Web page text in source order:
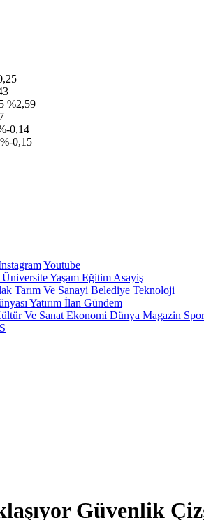
%2,59
0,14
%-0,15
Youtube
ÜniversiteYaşam Eğitim Asayiş
Tarım Ve Sanayi Belediye Teknoloji
Yatırım İlan Gündem
Ve Sanat Ekonomi Dünya Magazin Spor
Güvenlik